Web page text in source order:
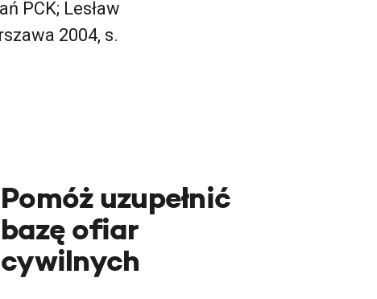
PCK; Lesław
2004, s.
Pomóż uzupełnić
bazę ofiar
cywilnych